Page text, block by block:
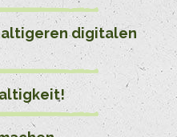
digitalen